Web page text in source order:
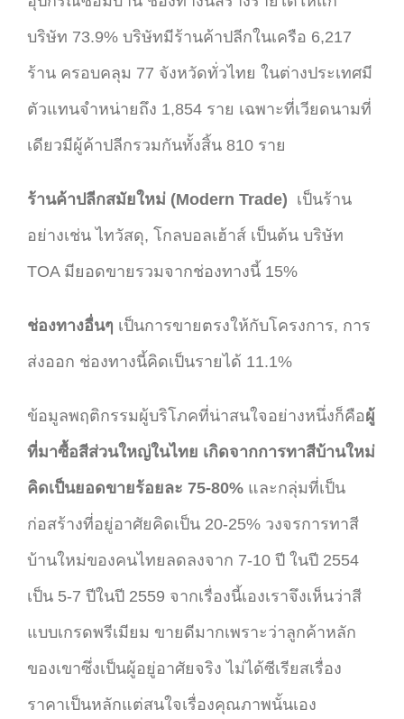
บริษัท 73.9% บริษัทมีร้านค้าปลีกในเครือ 6,217
ร้าน ครอบคลุม 77 จังหวัดทั่วไทย ในต่างประเทศมี
ตัวแทนจำหน่ายถึง 1,854 ราย เฉพาะที่เวียดนามที่
เดียวมีผู้ค้าปลีกรวมกันทั้งสิ้น 810 ราย
ร้านค้าปลีกสมัยใหม่ (Modern Trade) เป็นร้าน
อย่างเช่น ไทวัสดุ, โกลบอลเฮ้าส์ เป็นต้น บริษัท
TOA มียอดขายรวมจากช่องทางนี้ 15%
ช่องทางอื่นๆ เป็นการขายตรงให้กับโครงการ, การ
ส่งออก ช่องทางนี้คิดเป็นรายได้ 11.1%
ข้อมูลพฤติกรรมผู้บริโภคที่น่าสนใจอย่างหนึ่งก็คือผู้
ที่มาซื้อสีส่วนใหญ่ในไทย เกิดจากการทาสีบ้านใหม่
คิดเป็นยอดขายร้อยละ 75-80% และกลุ่มที่เป็น
ก่อสร้างที่อยู่อาศัยคิดเป็น 20-25% วงจรการทาสี
บ้านใหม่ของคนไทยลดลงจาก 7-10 ปี ในปี 2554
เป็น 5-7 ปีในปี 2559 จากเรื่องนี้เองเราจึงเห็นว่าสี
แบบเกรดพรีเมียม ขายดีมากเพราะว่าลูกค้าหลัก
ของเขาซึ่งเป็นผู้อยู่อาศัยจริง ไม่ได้ซีเรียสเรื่อง
ราคาเป็นหลักแต่สนใจเรื่องคุณภาพนั้นเอง